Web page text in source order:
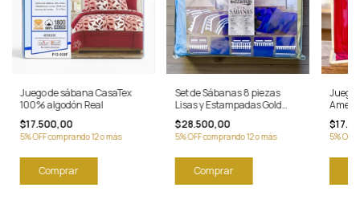
Juego de sábana CasaTex
100% algodón Real
$17.500,00
5% OFF comprando 12 o más
Comprar
Set de Sábanas 8 piezas
Lisas y Estampadas Gold
Sun
$28.500,00
5% OFF comprando 12 o más
Comprar
Juego
100%
5%